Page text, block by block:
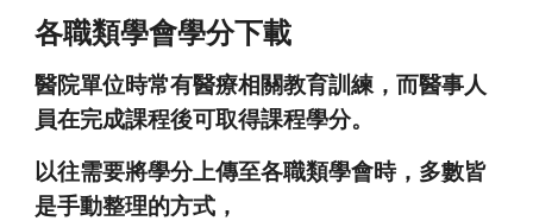
各職類學會學分下載
醫院單位時常有醫療相關教育訓練，而醫事人
員在完成課程後可取得課程學分。
以往需要將學分上傳至各職類學會時，多數皆
是手動整理的方式，